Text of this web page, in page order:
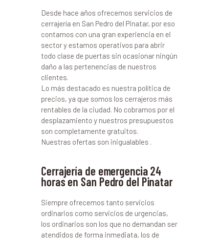
Desde hace años ofrecemos servicios de
cerrajería en San Pedro del Pinatar, por eso
contamos con una gran experiencia en el
sector y estamos operativos para abrir
todo clase de puertas sin ocasionar ningún
daño a las pertenencias de nuestros
clientes.
Lo más destacado es nuestra política de
precios, ya que somos los cerrajeros más
rentables de la ciudad. No cobramos por el
desplazamiento y nuestros presupuestos
son completamente gratuitos.
Nuestras ofertas son inigualables .
Cerrajería de emergencia 24
horas en San Pedro del Pinatar
Siempre ofrecemos tanto servicios
ordinarios como servicios de urgencias,
los ordinarios son los que no demandan ser
atendidos de forma inmediata, los de